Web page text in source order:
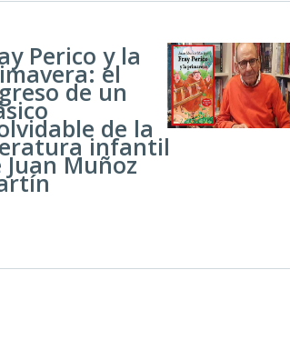
Perico y la
el
de un
de la
infantil
Juan Muñoz